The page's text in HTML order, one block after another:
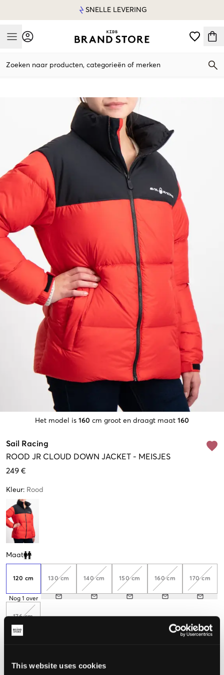
This website uses cookies
SNELLE LEVERING
Mobile Menu
Zoeken naar producten, categorieën of merken
Het model is 160 cm groot en draagt maat 160
Sail Racing
ROOD JR CLOUD DOWN JACKET - MEISJES
249 €
Kleur: Rood
Maat
Clone modal
120 cm
Nog 1 over
130 cm 140 cm 150 cm 160 cm 170 cm
176 cm